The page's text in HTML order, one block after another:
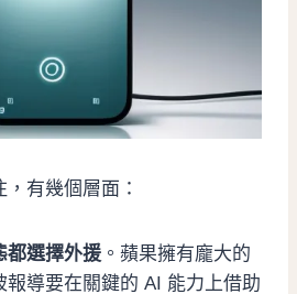
有幾個層面：
都選擇外援 。蘋果擁有龐大的
報導要在關鍵的 AI 能力上借助